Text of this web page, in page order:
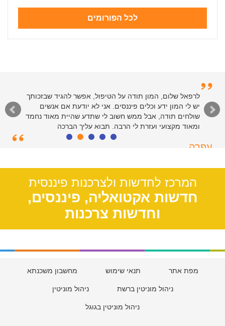
לכל הפורומים
לרפאל שלום, המון תודה על הטיפול, אפשר להגיד שבזכותך
יש לי המון ידע וכלים פיננסים. אני לא יודעת אם אנשים
שולחים תודה, אבל ממש חשוב לי שתדע שהיית מאוד נחמד
ומאוד מקצועי ועזרת לי הרבה. תבוא עליך הברכה
עפרה
לרפאל וצוות המנהלים של האתר - תודות רבות על שירות
רציני ומהיר. כולי פליאה על הקלות שבה פתרתם את ענייני
בזכות הטיפים והמידע שבאתר. יישר כח
המרכז לחדשות ולצרכנות פיננסית
חדשות אקטואליה, פיננסים,
וחדשות צרכנות
מפת אתר תנאי שימוש מחשבון משכנתא
ניהול מוניטין ברשת ניהול מוניטין
ניהול מוניטין בגוגל